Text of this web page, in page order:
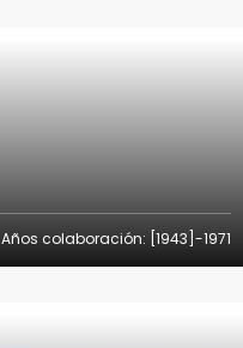
Años colaboración: [1943]-1971